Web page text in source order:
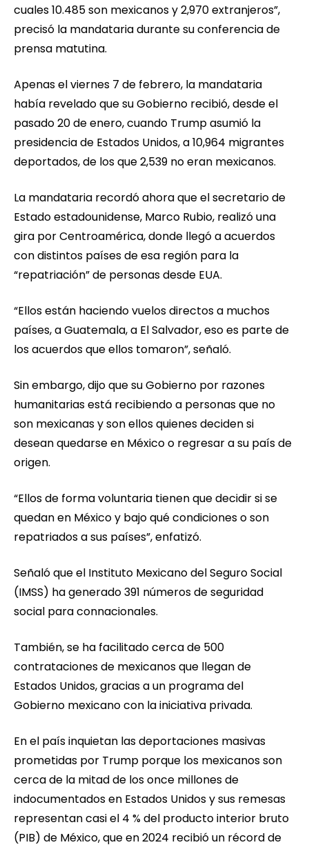
cuales 10.485 son mexicanos y 2,970 extranjeros”,
precisó la mandataria durante su conferencia de
prensa matutina.
Apenas el viernes 7 de febrero, la mandataria
había revelado que su Gobierno recibió, desde el
pasado 20 de enero, cuando Trump asumió la
presidencia de Estados Unidos, a 10,964 migrantes
deportados, de los que 2,539 no eran mexicanos.
La mandataria recordó ahora que el secretario de
Estado estadounidense, Marco Rubio, realizó una
gira por Centroamérica, donde llegó a acuerdos
con distintos países de esa región para la
“repatriación” de personas desde EUA.
“Ellos están haciendo vuelos directos a muchos
países, a Guatemala, a El Salvador, eso es parte de
los acuerdos que ellos tomaron”, señaló.
Sin embargo, dijo que su Gobierno por razones
humanitarias está recibiendo a personas que no
son mexicanas y son ellos quienes deciden si
desean quedarse en México o regresar a su país de
origen.
“Ellos de forma voluntaria tienen que decidir si se
quedan en México y bajo qué condiciones o son
repatriados a sus países”, enfatizó.
Señaló que el Instituto Mexicano del Seguro Social
(IMSS) ha generado 391 números de seguridad
social para connacionales.
También, se ha facilitado cerca de 500
contrataciones de mexicanos que llegan de
Estados Unidos, gracias a un programa del
Gobierno mexicano con la iniciativa privada.
En el país inquietan las deportaciones masivas
prometidas por Trump porque los mexicanos son
cerca de la mitad de los once millones de
indocumentados en Estados Unidos y sus remesas
representan casi el 4 % del producto interior bruto
(PIB) de México, que en 2024 recibió un récord de